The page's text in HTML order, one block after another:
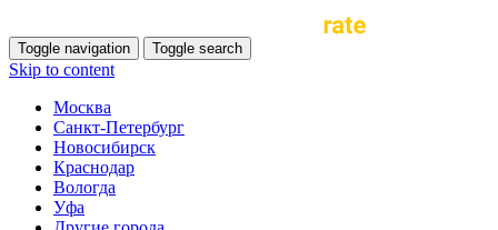
Toggle navigation Toggle search
Skip to content
Москва
Санкт-Петербург
Новосибирск
Краснодар
Вологда
Уфа